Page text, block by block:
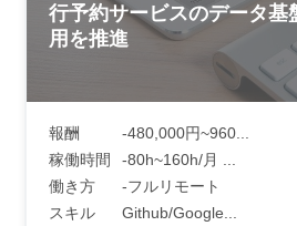
行予約サービスのデータ基
用を推進
報酬
-480,000円~960...
稼働時間
-80h~160h/月 ...
働き方
-フルリモート
スキル
Github/Google...